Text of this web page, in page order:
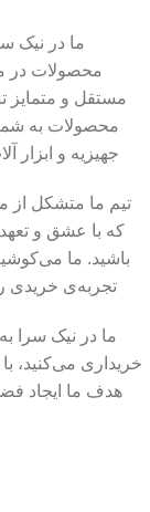
ما در نیک
مستقل و متمایز
محصولات به
جهیزیه و ابزار
تیم ما متشکل از
که با عشق و تعهد
باشید. ما
تجربه‌ی خریدی
ما در نیک سرا
خریداری می‌کنید،
هدف ما ایجاد